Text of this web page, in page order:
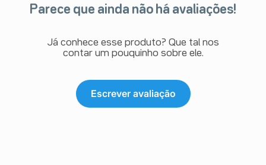
Parece que ainda não há avaliações!
Já conhece esse produto? Que tal nos
contar um pouquinho sobre ele.
Escrever avaliação